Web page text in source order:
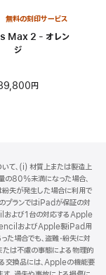
無料の刻印サービス
Max 2 - オレン
ジ
円
いて、(i) 材質上または製造上
の80%未満になった場合、
失が発生した場合に利用で
プランではiPadが保証の対
および1台の対応するApple
およびApple製iPad用
場合でも、盗難・紛失に対
たは不慮の事態による物理的
交換品には、Appleの機能要